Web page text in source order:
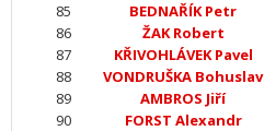
85
BEDNAŘÍK Petr
86
ŽAK Robert
87
KŘIVOHLÁVEK Pavel
88
VONDRUŠKA Bohuslav
89
AMBROS Jiří
90
FORST Alexandr